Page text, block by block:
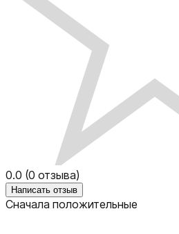
0.0 (0 отзыва)
Написать отзыв
Сначала положительные